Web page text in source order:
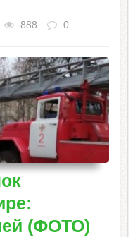
888 0
(ФОТО)